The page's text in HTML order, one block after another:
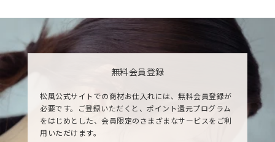
無料会員登録
松風公式サイトでの商材お仕入れには、無料会員登録が
必要です。ご登録いただくと、ポイント還元プログラム
をはじめとした、会員限定のさまざまなサービスをご利
用いただけます。